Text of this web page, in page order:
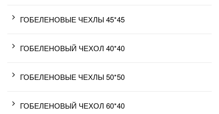
ГОБЕЛЕНОВЫЕ ЧЕХЛЫ 45*45
ГОБЕЛЕНОВЫЙ ЧЕХОЛ 40*40
ГОБЕЛЕНОВЫЕ ЧЕХЛЫ 50*50
ГОБЕЛЕНОВЫЙ ЧЕХОЛ 60*40